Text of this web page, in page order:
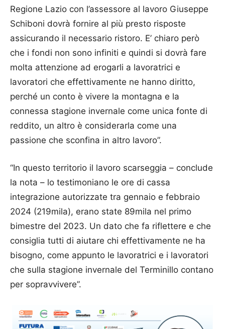
Regione Lazio con l’assessore al lavoro Giuseppe
Schiboni dovrà fornire al più presto risposte
assicurando il necessario ristoro. E’ chiaro però
che i fondi non sono infiniti e quindi si dovrà fare
molta attenzione ad erogarli a lavoratrici e
lavoratori che effettivamente ne hanno diritto,
perché un conto è vivere la montagna e la
connessa stagione invernale come unica fonte di
reddito, un altro è considerarla come una
passione che sconfina in altro lavoro”.
“In questo territorio il lavoro scarseggia – conclude
la nota – lo testimoniano le ore di cassa
integrazione autorizzate tra gennaio e febbraio
2024 (219mila), erano state 89mila nel primo
bimestre del 2023. Un dato che fa riflettere e che
consiglia tutti di aiutare chi effettivamente ne ha
bisogno, come appunto le lavoratrici e i lavoratori
che sulla stagione invernale del Terminillo contano
per sopravvivere”.